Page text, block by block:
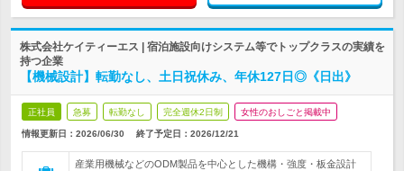
株式会社ケイティーエス | 宿泊施設向けシステム等でトップクラスの実績を
持つ企業
【機械設計】転勤なし、土日祝休み、年休127日◎《日出》
正社員 急募 転勤なし 完全週休2日制 女性のおしごと掲載中
情報更新日：2026/06/30 終了予定日： 2026/12/21
産業用機械などのODM製品を中心とした機構・強度・板金設計